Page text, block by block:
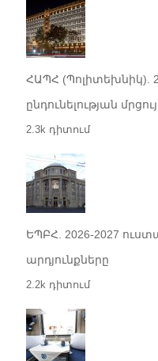
ՀԱՊՀ (Պոլիտեխնիկ).
ընդունելության
2.3k դիտում
ԵՊԲՀ. 2026-2027
արդյունքները
2.2k դիտում